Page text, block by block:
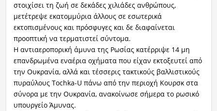
στοιχίσει τη ζωή σε δεκάδες χιλιάδες ανθρώπους,
μετέτρεψε εκατομμύρια άλλους σε εσωτερικά
εκτοπισμένους και πρόσφυγες και δε διαφαίνεται
προοπτική να τερματιστεί σύντομα.
Η αντιαεροπορική άμυνα της Ρωσίας κατέρριψε 14 μη
επανδρωμένα εναέρια οχήματα που είχαν εκτοξευτεί από
την Ουκρανία, αλλά και τέσσερις τακτικούς βαλλιστικούς
πυραύλους Tochka-U πάνω από την περιοχή Κουρσκ στα
σύνορα με την Ουκρανία, ανακοίνωσε σήμερα το ρωσικό
υπουργείο Άμυνας.